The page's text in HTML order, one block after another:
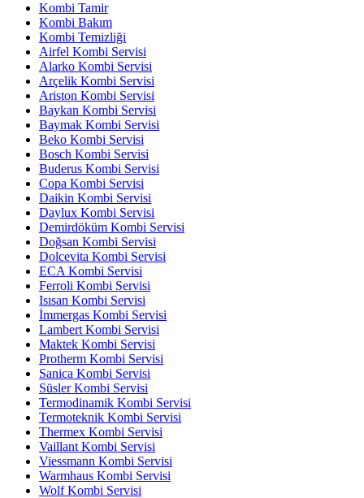
Kombi Tamir
Kombi Bakım
Kombi Temizliği
Airfel Kombi Servisi
Alarko Kombi Servisi
Arçelik Kombi Servisi
Ariston Kombi Servisi
Baykan Kombi Servisi
Baymak Kombi Servisi
Beko Kombi Servisi
Bosch Kombi Servisi
Buderus Kombi Servisi
Copa Kombi Servisi
Daikin Kombi Servisi
Daylux Kombi Servisi
Demirdöküm Kombi Servisi
Doğsan Kombi Servisi
Dolcevita Kombi Servisi
ECA Kombi Servisi
Ferroli Kombi Servisi
Isısan Kombi Servisi
İmmergas Kombi Servisi
Lambert Kombi Servisi
Maktek Kombi Servisi
Protherm Kombi Servisi
Sanica Kombi Servisi
Süsler Kombi Servisi
Termodinamik Kombi Servisi
Termoteknik Kombi Servisi
Thermex Kombi Servisi
Vaillant Kombi Servisi
Viessmann Kombi Servisi
Warmhaus Kombi Servisi
Wolf Kombi Servisi